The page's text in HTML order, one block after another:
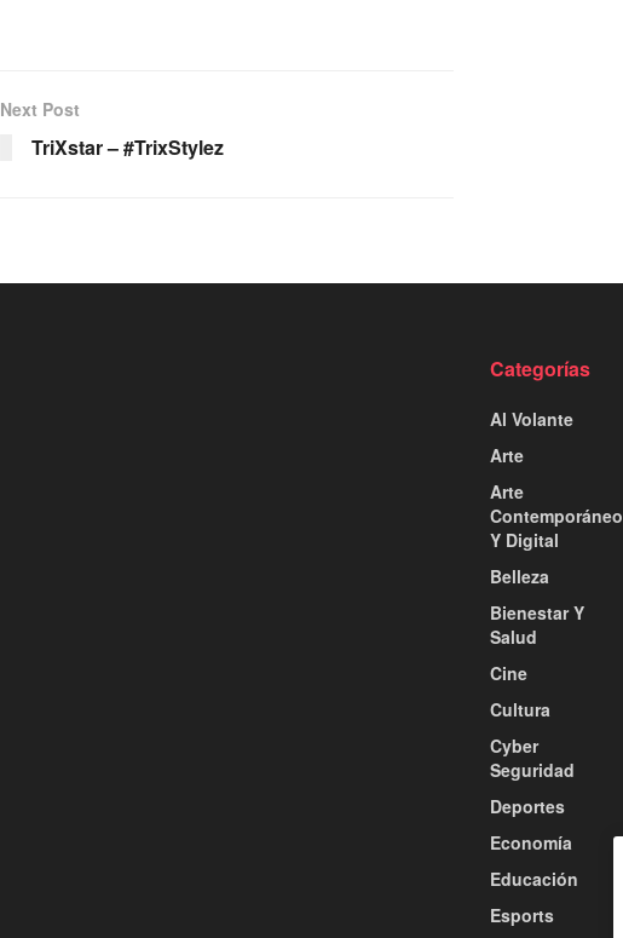
Next Post
TriXstar – #TrixStylez
Categorías
Al Volante
Arte
Arte
Contemporáneo
Y Digital
Belleza
Bienestar Y
Salud
Cine
Cultura
Cyber
Seguridad
Deportes
Economía
Educación
Esports